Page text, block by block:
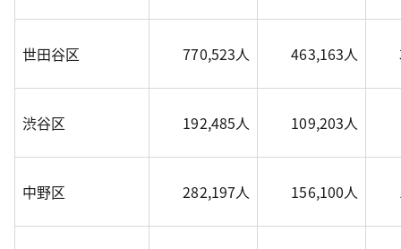
世田谷区 770,523人 463,163人
渋谷区 192,485人 109,203人
中野区 282,197人 156,100人